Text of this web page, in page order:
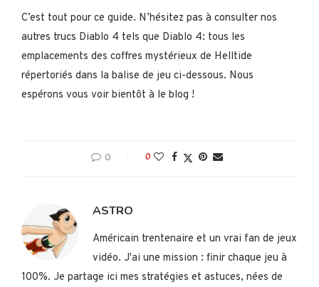
C’est tout pour ce guide. N’hésitez pas à consulter nos
autres trucs Diablo 4 tels que Diablo 4: tous les
emplacements des coffres mystérieux de Helltide
répertoriés dans la balise de jeu ci-dessous. Nous
espérons vous voir bientôt à le blog !
0 0
ASTRO
Américain trentenaire et un vrai fan de jeux
vidéo. J'ai une mission : finir chaque jeu à
100%. Je partage ici mes stratégies et astuces, nées de